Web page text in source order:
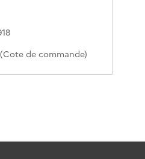
de commande)